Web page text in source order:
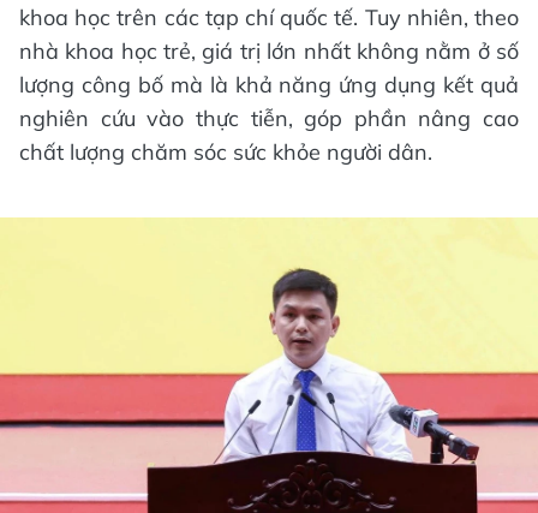
khoa học trên các tạp chí quốc tế. Tuy nhiên, theo
nhà khoa học trẻ, giá trị lớn nhất không nằm ở số
lượng công bố mà là khả năng ứng dụng kết quả
nghiên cứu vào thực tiễn, góp phần nâng cao
chất lượng chăm sóc sức khỏe người dân.